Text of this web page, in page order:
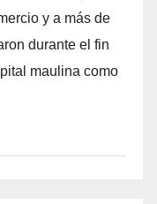
y a más de
durante el fin
maulina como